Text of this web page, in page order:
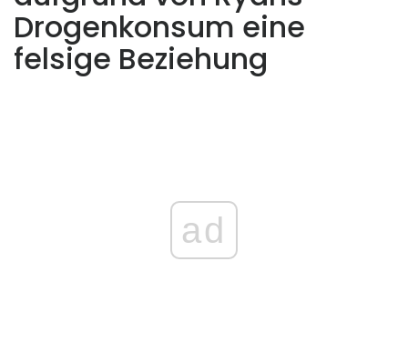
Drogenkonsum eine
felsige Beziehung
ad